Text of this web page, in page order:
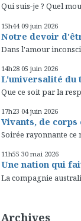
Qui suis-je ? Quel
15h44 09 juin 2026
Notre devoir
Dans l'amour
14h28 05 juin 2026
L'universalité du
Que ce soit par la
17h23 04 juin 2026
Vivants, de
Soirée rayonnante ce
11h55 30 mai 2026
Une nation qui
La compagnie
Archives